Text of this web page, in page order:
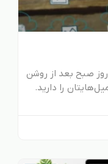
صبح بعد از روشن
را دارید.